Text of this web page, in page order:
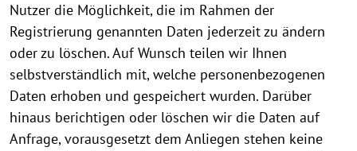
Nutzer die Möglichkeit, die im Rahmen der
Registrierung genannten Daten jederzeit zu ändern
oder zu löschen. Auf Wunsch teilen wir Ihnen
selbstverständlich mit, welche personenbezogenen
Daten erhoben und gespeichert wurden. Darüber
hinaus berichtigen oder löschen wir die Daten auf
Anfrage, vorausgesetzt dem Anliegen stehen keine